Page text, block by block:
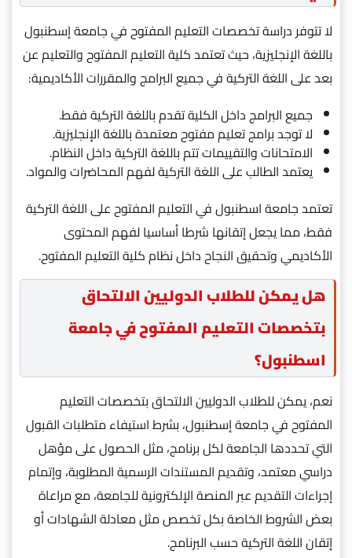
لا تتوفر دراسة تخصصات التعليم المفتوح في جامعة إسطنبول
باللغة الإنجليزية، حيث تعتمد كلية التعليم المفتوح والتعليم عن
بعد على اللغة التركية في جميع البرامج والمقررات الأكاديمية:
جميع البرامج داخل الكلية تقدم باللغة التركية فقط.
لا توجد برامج تعليم مفتوح معتمدة باللغة الإنجليزية.
الامتحانات والتقييمات تتم باللغة التركية داخل النظام.
يعتمد الطالب على اللغة التركية لفهم المحاضرات والمواد.
تعتمد جامعة اسطنبول في التعليم المفتوح على اللغة التركية
فقط، مما يجعل إتقانها شرطا أساسيا لفهم المحتوى
الأكاديمي وتحقيق النجاح داخل نظام كلية التعليم المفتوح.
هل يمكن للطلاب الدوليين الالتحاق
بتخصصات التعليم المفتوح في جامعة
اسطنبول؟
نعم، يمكن للطلاب الدوليين الالتحاق بتخصصات التعليم
المفتوح في جامعة إسطنبول، بشرط استيفاء متطلبات القبول
التي تحددها الجامعة لكل برنامج، مثل الحصول على مؤهل
دراسي معتمد، وتقديم المستندات الرسمية المطلوبة، وإتمام
إجراءات التقديم عبر المنصة الإلكترونية للجامعة، مع مراعاة
بعض الشروط الخاصة بكل تخصص مثل معادلة الشهادات أو
إتقان اللغة التركية حسب البرنامج.